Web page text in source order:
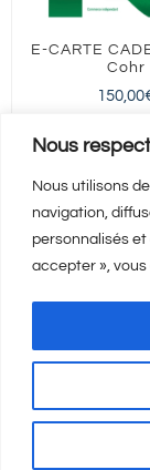
Nous
Nous utilisons
navigation,
personnalisés
accepter »,
E-CARTE
Cohr
150,00
FRANCE
Ajouter au
Mentions